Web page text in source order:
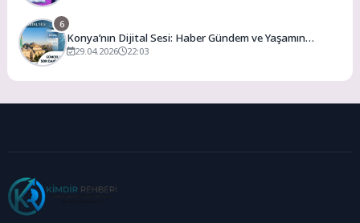
6
Konya’nın Dijital Sesi: Haber Gündem ve Yaşamın
Merkezi
29.04.2026 22:03